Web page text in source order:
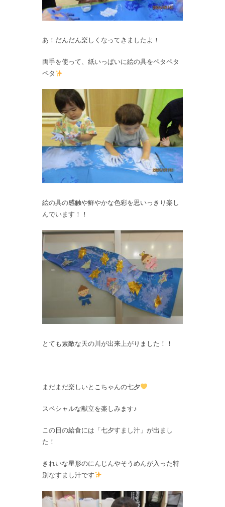
あ！だんだん楽しくなってきましたよ！
両手を使って、紙いっぱいに絵の具をペタペタ
ペタ
絵の具の感触や鮮やかな色彩を思いっきり楽し
んでいます！！
とても素敵な天の川が出来上がりました！！
まだまだ楽しいとこちゃんの七夕
スペシャルな献立を楽しみます♪
この日の給食には「七夕すまし汁」が出まし
た！
きれいな星形のにんじんやそうめんが入った特
別なすまし汁です